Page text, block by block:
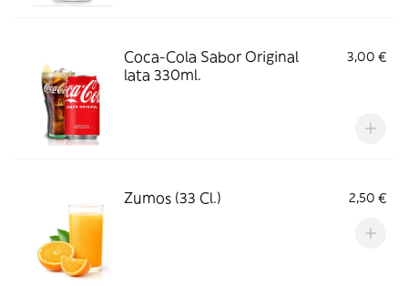
Coca-Cola Sabor Original
lata 330ml.
3,00 €
Zumos (33 Cl.) 2,50 €